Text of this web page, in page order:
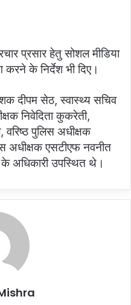
प्रसार हेतु सोशल मीडिया
के निर्देश भी दिए।
दीपम सेठ, स्वास्थ्य सचिव
निवेदिता कुकरेती,
वरिष्ठ पुलिस अधीक्षक
अधीक्षक एसटीएफ नवनीत
के अधिकारी उपस्थित थे।